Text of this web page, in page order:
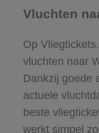
Vluchten
Op
vluchten naar
Dankzij goede
actuele
beste
werkt simpel